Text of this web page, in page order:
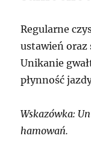
Regularne
ustawień oraz
Unikanie
płynność
Wskazówka:
hamowań.